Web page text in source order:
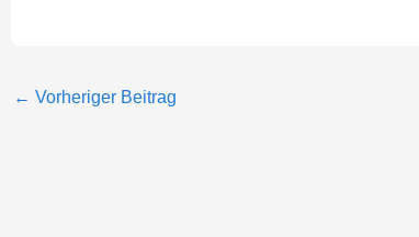
← Vorheriger Beitrag